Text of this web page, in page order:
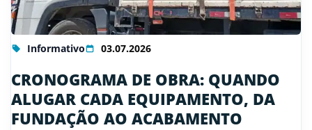
Informativo 03.07.2026
CRONOGRAMA DE OBRA: QUANDO
ALUGAR CADA EQUIPAMENTO, DA
FUNDAÇÃO AO ACABAMENTO